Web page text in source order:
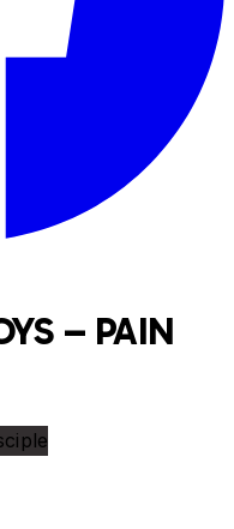
– PAIN